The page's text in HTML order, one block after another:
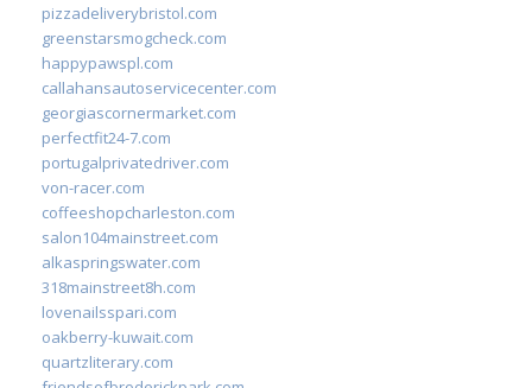
pizzadeliverybristol.com
greenstarsmogcheck.com
happypawspl.com
callahansautoservicecenter.com
georgiascornermarket.com
perfectfit24-7.com
portugalprivatedriver.com
von-racer.com
coffeeshopcharleston.com
salon104mainstreet.com
alkaspringswater.com
318mainstreet8h.com
lovenailsspari.com
oakberry-kuwait.com
quartzliterary.com